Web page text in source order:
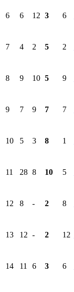
6 6 12 3 6
7 4 2 5 2
8 9 10 5 9
9 7 9 7 7
10 5 3 8 1
11 28 8 10 5
12 8 - 2 8
13 12 - 2 12
14 11 6 3 6